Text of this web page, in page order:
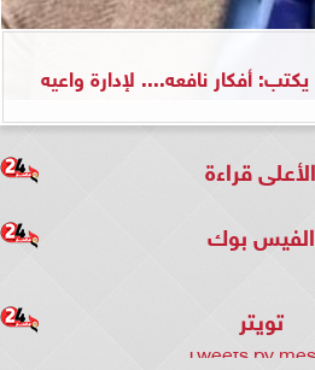
أفكار نافعه.... لإدارة واعيه
الأعلى قراءة
الفيس بوك
تويتر
Tweets by